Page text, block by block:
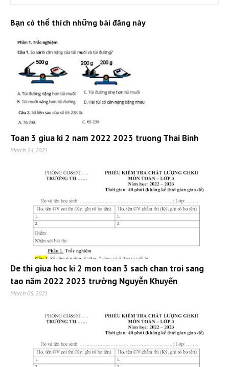
Bạn có thể thích những bài đăng này
Toan 3 giua ki 2 nam 2022 2023 truong Thai Binh
March 24, 2021
De thi giua hoc ki 2 mon toan 3 sach chan troi sang
tao năm 2022 2023 trường Nguyễn Khuyến
March 05, 2021